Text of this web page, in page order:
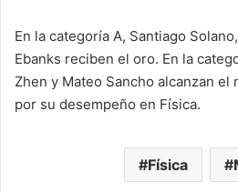
En la categoría A, Santiago
Ebanks reciben el oro. En la
Zhen y Mateo Sancho alcanzan
por su desempeño en Física.
Física